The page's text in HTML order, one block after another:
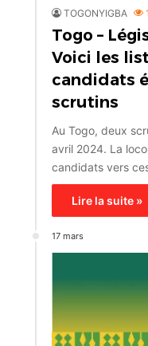
TOGONYIGBA
Togo –
Voici les
candidats
scrutins
Au Togo, deux
avril 2024. La
candidats vers
Lire la suite »
17 mars